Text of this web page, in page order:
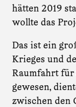
hätten 2019
wollte das
Das ist ein
Krieges und
Raumfahrt für
gewesen,
zwischen den